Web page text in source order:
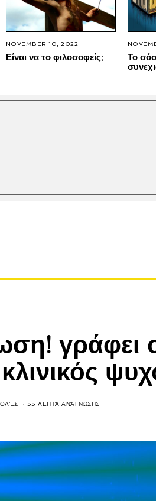
NOVEMBER 10, 2022
Είναι να το φιλοσοφείς;
Το
γράφει
55 ΛΕΠΤΆ ΑΝΆΓΝΩΣΗΣ